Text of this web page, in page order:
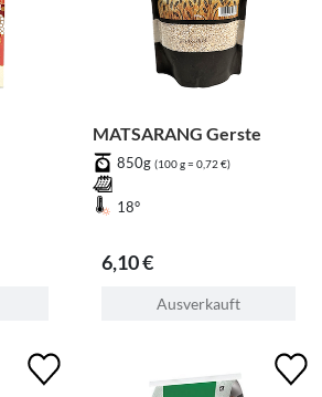
MATSARANG Gerste
850g (100 g = 0,72 €)
18°
6,10 €
Ausverkauft